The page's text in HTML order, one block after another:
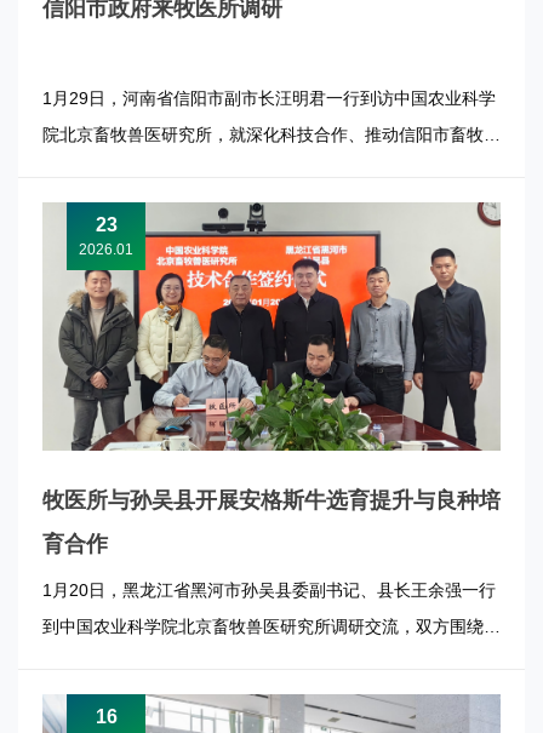
信阳市政府来牧医所调研
1月29日，河南省信阳市副市长汪明君一行到访中国农业科学
院北京畜牧兽医研究所，就深化科技合作、推动信阳市畜牧业
座谈。 汪明君一行参观了牧医所中心实验室、牛遗传育种创
新团队、鸡遗传育种创新团队、水禽育种与营养创新团队以及
优质功能畜产品创新...
23
2026.01
牧医所与孙吴县开展安格斯牛选育提升与良种培
育合作
1月20日，黑龙江省黑河市孙吴县委副书记、县长王余强一行
到中国农业科学院北京畜牧兽医研究所调研交流，双方围绕安
提升与良种培育合作协议》。牧医所副所长李俊雅出席活动。
16